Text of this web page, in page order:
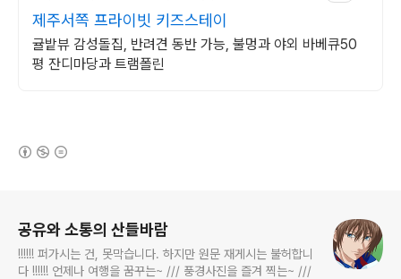
제주서쪽 프라이빗 키즈스테이
귤밭뷰 감성돌집, 반려견 동반 가능, 불멍과 야외 바베큐50
평 잔디마당과 트램폴린
공유와 소통의 산들바람
!!!!!! 퍼가시는 건, 못막습니다. 하지만 원문 재게시는 불허합니
다 !!!!!! 언제나 여행을 꿈꾸는~ /// 풍경사진을 즐겨 찍는~ ///